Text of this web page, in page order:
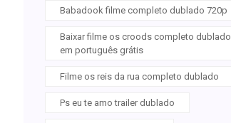
Babadook filme completo dublado 720p
Baixar filme os croods completo dublado
em português grátis
Filme os reis da rua completo dublado
Ps eu te amo trailer dublado